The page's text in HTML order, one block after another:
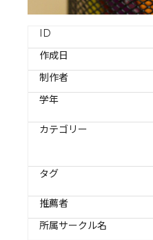
ID
作成日
制作者
学年
カテゴリー
タグ
推薦者
所属サークル名